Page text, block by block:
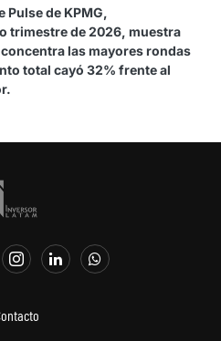
de KPMG,
trimestre de 2026, muestra
las mayores rondas
total cayó 32% frente al